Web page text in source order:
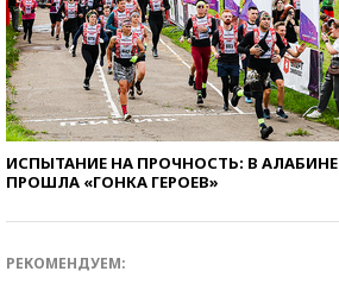
ИСПЫТАНИЕ НА ПРОЧНОСТЬ: В АЛАБИНЕ
ПРОШЛА «ГОНКА ГЕРОЕВ»
РЕКОМЕНДУЕМ: